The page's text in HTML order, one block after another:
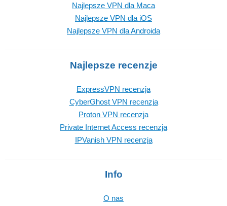
Najlepsze VPN dla Maca
Najlepsze VPN dla iOS
Najlepsze VPN dla Androida
Najlepsze recenzje
ExpressVPN recenzja
CyberGhost VPN recenzja
Proton VPN recenzja
Private Internet Access recenzja
IPVanish VPN recenzja
Info
O nas